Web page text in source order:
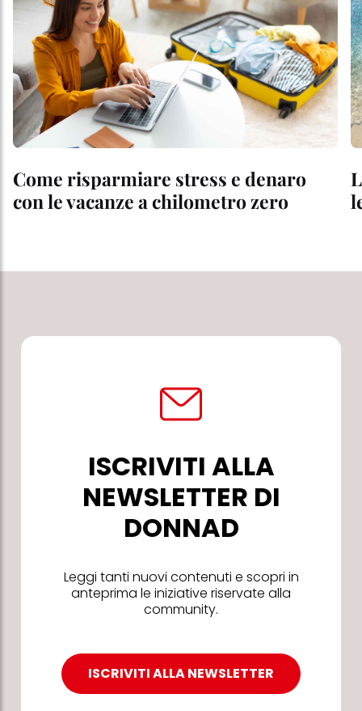
Come risparmiare stress e denaro
con le vacanze a chilometro zero
ISCRIVITI ALLA
NEWSLETTER DI
DONNAD
Leggi tanti nuovi contenuti e scopri in
anteprima le iniziative riservate alla
community.
ISCRIVITI ALLA NEWSLETTER